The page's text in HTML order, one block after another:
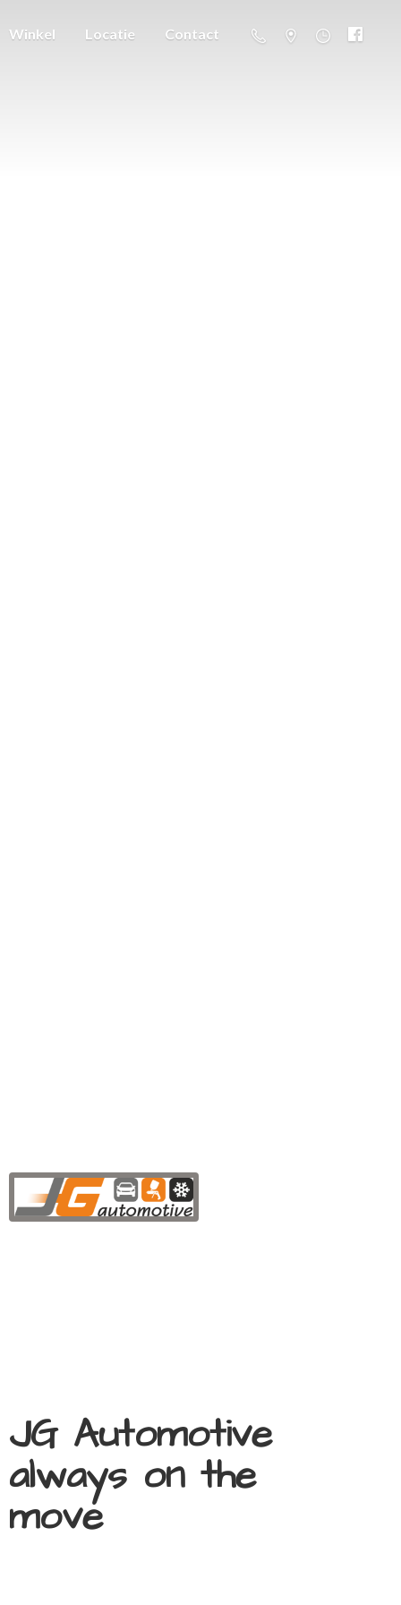
Winkel Locatie Contact
JG Automotive
always on the
move